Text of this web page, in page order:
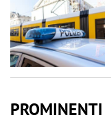
PROMINENTI